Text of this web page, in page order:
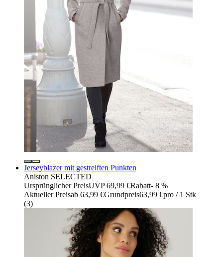
Jerseyblazer mit gestreiften Punkten
Aniston SELECTED
Ursprünglicher PreisUVP 69,99 €Rabatt- 8 %
Aktueller Preisab 63,99 €Grundpreis63,99 €pro / 1 Stk
(3)